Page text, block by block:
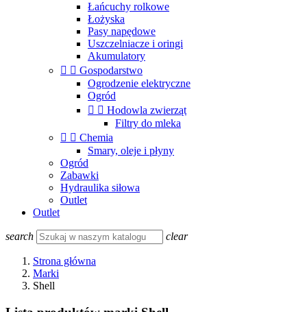
Łańcuchy rolkowe
Łożyska
Pasy napędowe
Uszczelniacze i oringi
Akumulatory
  Gospodarstwo
Ogrodzenie elektryczne
Ogród
  Hodowla zwierząt
Filtry do mleka
  Chemia
Smary, oleje i płyny
Ogród
Zabawki
Hydraulika siłowa
Outlet
Outlet
search clear
Strona główna
Marki
Shell